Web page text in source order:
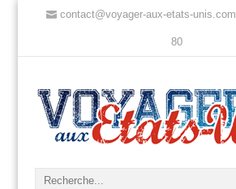
contact@voyager-aux-etats-unis.com
80